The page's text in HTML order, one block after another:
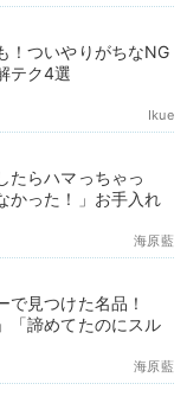
！ついやりがちなNG
テク4選
Ikue
たらハマっちゃっ
かった！」お手入れ
海原藍
で見つけた名品！
「諦めてたのにスル
海原藍